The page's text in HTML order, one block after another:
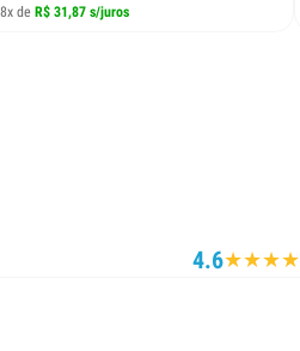
de R$ 31,87 s/juros
4.6★★★★